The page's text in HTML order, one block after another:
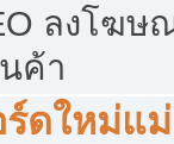
ลงโฆษ
ค้า
ดใหม่แ